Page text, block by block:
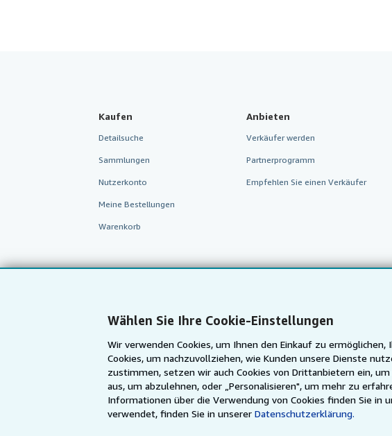
Wählen Sie Ihre Cookie-Einstellungen
Wir verwenden Cookies, um Ihnen den Einkauf zu
Cookies, um nachzuvollziehen, wie Kunden unsere Dienste
zustimmen, setzen wir auch Cookies von Drittanbietern ein,
aus, um abzulehnen, oder „Personalisieren", um mehr zu
Informationen über die Verwendung von Cookies finden Sie in
verwendet, finden Sie in unsererDatenschutzerklärung.
Kaufen
Detailsuche
Sammlungen
Nutzerkonto
Meine Bestellungen
Warenkorb
Anbieten
Verkäufer werden
Partnerprogramm
Empfehlen Sie einen Verkäufer
AbeBooks.com AbeBooks.co.uk AbeBooks.fr